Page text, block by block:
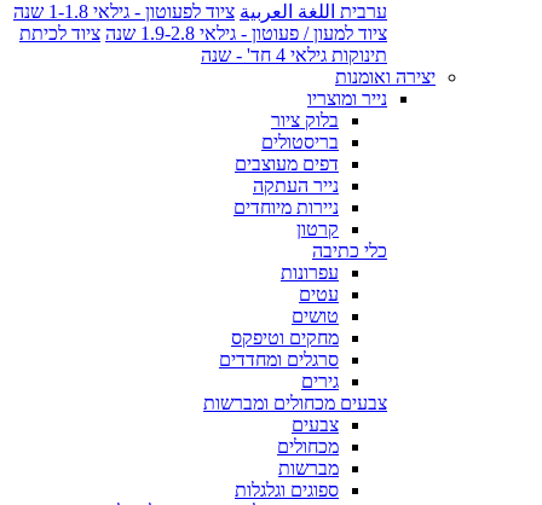
ערבית اللغة العربية ציוד לפעוטון - גילאי 1-1.8 שנה
ציוד למעון / פעוטון - גילאי 1.9-2.8 שנה
ציוד לכיתת
תינוקות גילאי 4 חד' - שנה
יצירה ואומנות
נייר ומוצריו
בלוק ציור
בריסטולים
דפים מעוצבים
נייר העתקה
ניירות מיוחדים
קרטון
כלי כתיבה
עפרונות
עטים
טושים
מחקים וטיפקס
סרגלים ומחדדים
גירים
צבעים מכחולים ומברשות
צבעים
מכחולים
מברשות
ספוגים וגלגלות